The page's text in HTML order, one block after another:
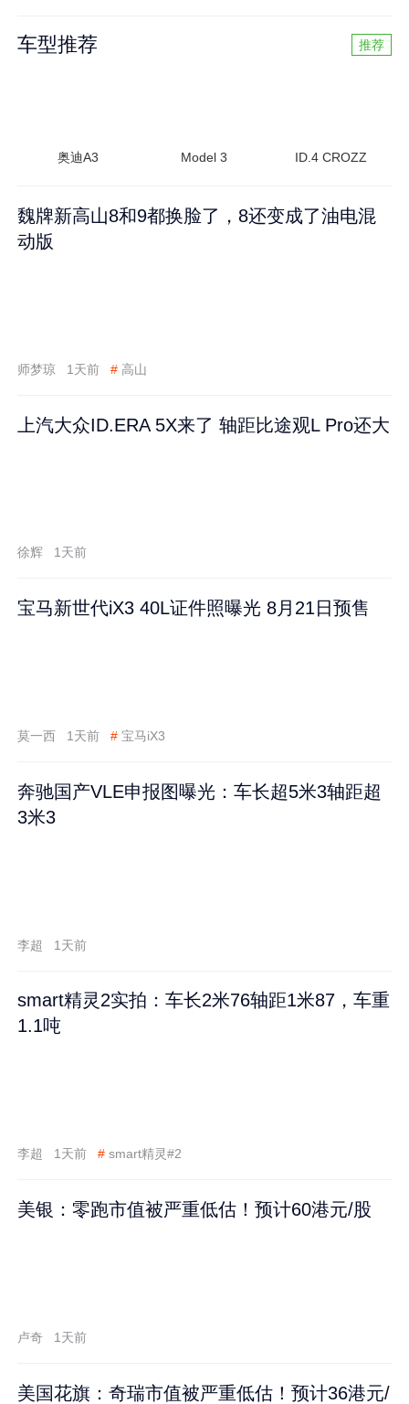
车型推荐 推荐
奥迪A3 Model 3 ID.4 CROZZ
魏牌新高山8和9都换脸了，8还变成了油电混
动版
师梦琼 1天前 # 高山
上汽大众ID.ERA 5X来了 轴距比途观L Pro还大
徐辉 1天前
宝马新世代iX3 40L证件照曝光 8月21日预售
莫一西 1天前 # 宝马iX3
奔驰国产VLE申报图曝光：车长超5米3轴距超
3米3
李超 1天前
smart精灵2实拍：车长2米76轴距1米87，车重
1.1吨
李超 1天前 # smart精灵#2
美银：零跑市值被严重低估！预计60港元/股
卢奇 1天前
美国花旗：奇瑞市值被严重低估！预计36港元/